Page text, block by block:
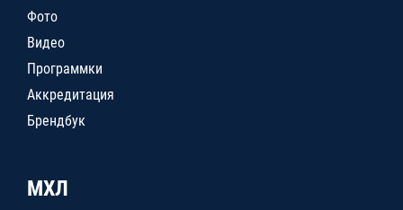
Фото
Видео
Программки
Аккредитация
Брендбук
МХЛ